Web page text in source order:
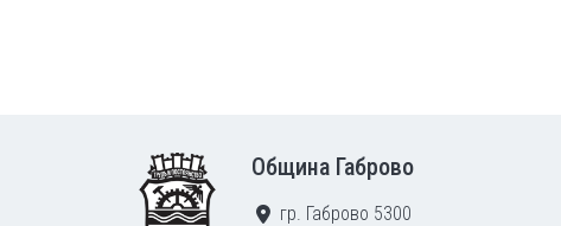
Община Габрово
гр. Габрово 5300